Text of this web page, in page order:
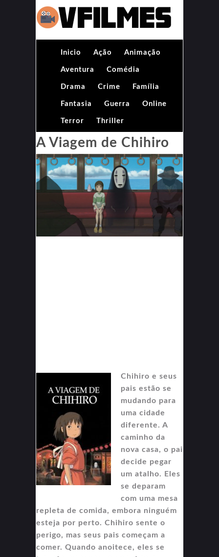
Inicio Ação Animação
Aventura Comédia
Drama Crime Família
Fantasia Guerra Online
Terror Thriller
A Viagem de Chihiro
Chihiro e seus
pais estão se
mudando para
uma cidade
diferente. A
caminho da
nova casa, o pai
decide pegar
um atalho. Eles
se deparam
com uma mesa
repleta de comida, embora ninguém
esteja por perto. Chihiro sente o
perigo, mas seus pais começam a
comer. Quando anoitece, eles se